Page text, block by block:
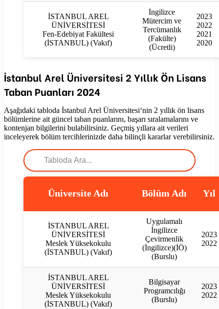
İSTANBUL AREL
ÜNİVERSİTESİ
Fen-Edebiyat Fakültesi
(İSTANBUL) (Vakıf)
İngilizce
Mütercim ve
Tercümanlık
(Fakülte)
(Ücretli)
2023
2022
2021
2020
İstanbul Arel Üniversitesi 2 Yıllık Ön Lisans
Taban Puanları 2024
Aşağıdaki tabloda İstanbul Arel Üniversitesi‘nin 2 yıllık ön lisans
bölümlerine ait güncel taban puanlarını, başarı sıralamalarını ve
kontenjan bilgilerini bulabilirsiniz. Geçmiş yıllara ait verileri
inceleyerek bölüm tercihlerinizde daha bilinçli kararlar verebilirsiniz.
Üniversite Adı Bölüm Adı Yıl
İSTANBUL AREL
ÜNİVERSİTESİ
Meslek Yüksekokulu
(İSTANBUL) (Vakıf)
Uygulamalı
İngilizce
Çevirmenlik
(İngilizce)(İÖ)
(Burslu)
2023
2022
İSTANBUL AREL
ÜNİVERSİTESİ
Meslek Yüksekokulu
(İSTANBUL) (Vakıf)
Bilgisayar
Programcılığı
(Burslu)
2023
2022